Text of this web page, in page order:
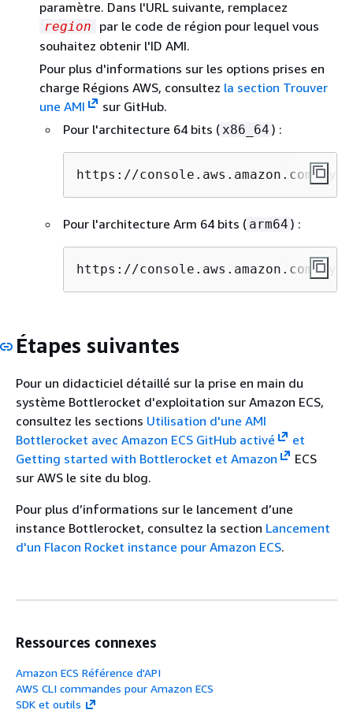
paramètre. Dans l'URL suivante, remplacez
region
par le code de région pour lequel vous
souhaitez obtenir l'ID AMI.
Pour plus d'informations sur les options prises en
charge Régions AWS, consultez la section Trouver
une AMI
sur GitHub.
Pour l'architecture 64 bits (x86_64 ) :
https://console.aws.amazon.com/
Pour l'architecture Arm 64 bits ( arm64 ) :
https://console.aws.amazon.com/
Étapes suivantes
Pour un didacticiel détaillé sur la prise en main du
système Bottlerocket d'exploitation sur Amazon ECS,
consultez les sections Utilisation d'une AMI
Bottlerocket avec Amazon ECS GitHub activé
et
Getting started with Bottlerocket et Amazon
ECS
sur AWS le site du blog.
Pour plus d’informations sur le lancement d’une
instance Bottlerocket, consultez la section Lancement
d'un Flacon Rocket instance pour Amazon ECS.
Ressources connexes
Amazon ECS Référence d'API
AWS CLI commandes pour Amazon ECS
SDK et outils